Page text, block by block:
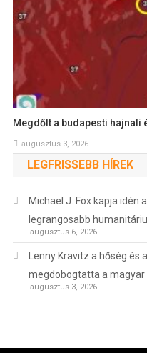
Megdőlt a budapesti
augusztus 3, 2026
LEGFRISSEBB HÍREK
Michael J. Fox kapja idén
legrangosabb
augusztus 6, 2026
Lenny Kravitz a hőség
megdobogtatta a magyar
augusztus 3, 2026